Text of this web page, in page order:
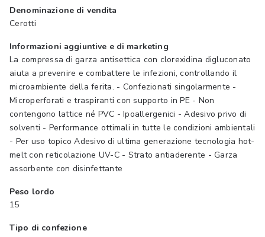
Denominazione di vendita
Cerotti
Informazioni aggiuntive e di marketing
La compressa di garza antisettica con clorexidina digluconato
aiuta a prevenire e combattere le infezioni, controllando il
microambiente della ferita. - Confezionati singolarmente -
Microperforati e traspiranti con supporto in PE - Non
contengono lattice né PVC - Ipoallergenici - Adesivo privo di
solventi - Performance ottimali in tutte le condizioni ambientali
- Per uso topico Adesivo di ultima generazione tecnologia hot-
melt con reticolazione UV-C - Strato antiaderente - Garza
assorbente con disinfettante
Peso lordo
15
Tipo di confezione